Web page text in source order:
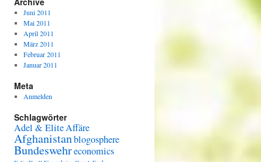
Juni 2011
Mai 2011
April 2011
März 2011
Februar 2011
Januar 2011
Meta
Anmelden
Schlagwörter
Adel & EliteAffäre
Afghanistanblogosphere
Bundeswehreconomics